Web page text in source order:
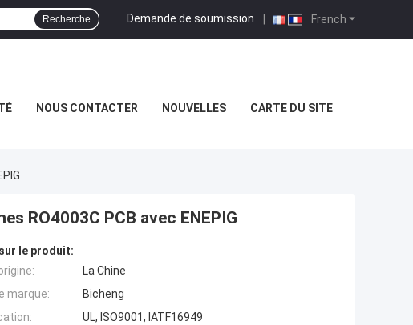
French
Demande de soumission |
Recherche
NOUS CONTACTER NOUVELLES CARTE DU SITE
RO4003C PCB avec ENEPIG
le produit:
La Chine
marque:
Bicheng
UL, ISO9001, IATF16949